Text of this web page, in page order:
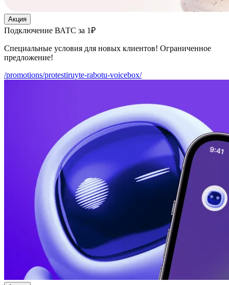
Акция
Подключение ВАТС за 1₽
Специальные условия для новых клиентов! Ограниченное
предложение!
/promotions/protestiruyte-rabotu-voicebox/